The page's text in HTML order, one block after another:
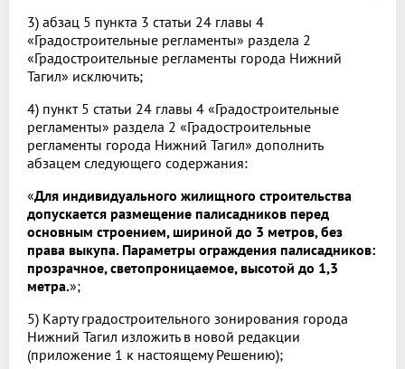
3) абзац 5 пункта 3 статьи 24 главы 4
«Градостроительные регламенты» раздела 2
«Градостроительные регламенты города Нижний
Тагил» исключить;
4) пункт 5 статьи 24 главы 4 «Градостроительные
регламенты» раздела 2 «Градостроительные
регламенты города Нижний Тагил» дополнить
абзацем следующего содержания:
«Для индивидуального жилищного строительства
допускается размещение палисадников перед
основным строением, шириной до 3 метров, без
права выкупа. Параметры ограждения палисадников:
прозрачное, светопроницаемое, высотой до 1,3
метра.»;
5) Карту градостроительного зонирования города
Нижний Тагил изложить в новой редакции
(приложение 1 к настоящему Решению);